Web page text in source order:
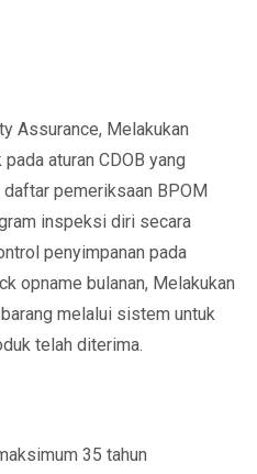
Assurance, Melakukan
aturan CDOB yang
pemeriksaan BPOM
inspeksi diri secara
penyimpanan pada
opname bulanan, Melakukan
melalui sistem untuk
telah diterima.
35 tahun